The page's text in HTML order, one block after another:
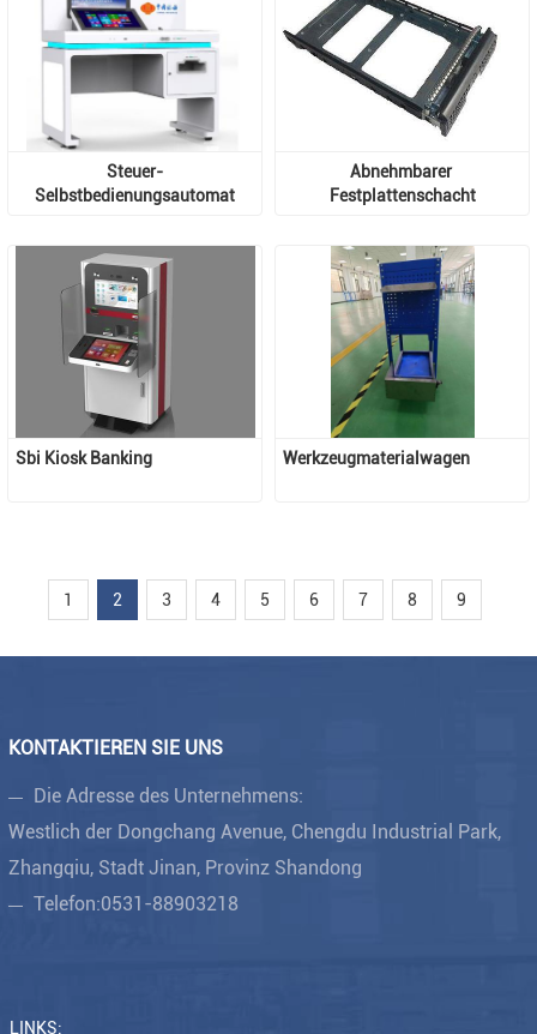
Steuer-
Selbstbedienungsautomat
Abnehmbarer
Festplattenschacht
Sbi Kiosk Banking Werkzeugmaterialwagen
1 2 3 4 5 6 7 8 9
KONTAKTIEREN SIE UNS
Die Adresse des Unternehmens:
Westlich der Dongchang Avenue, Chengdu Industrial Park,
Zhangqiu, Stadt Jinan, Provinz Shandong
Telefon:0531-88903218
LINKS: